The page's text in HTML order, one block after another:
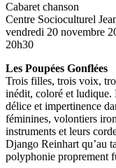
Cabaret chanson
Centre Socioculturel
vendredi 20 novembre
20h30
Les Poupées Gonflées
Trois filles, trois voix,
inédit, coloré et ludique.
délice et impertinence
féminines, volontiers
instruments et leurs
Django Reinhart qu’au
polyphonie proprement